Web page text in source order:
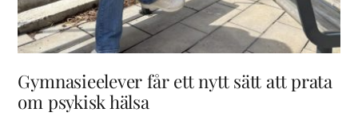
Gymnasieelever får ett nytt sätt att prata
om psykisk hälsa